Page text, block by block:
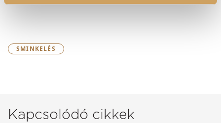
SMINKELÉS
Kapcsolódó cikkek